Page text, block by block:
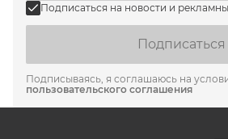
Подписаться на новости и
Подписаться
Подписываясь, я соглашаюсь на
пользовательского соглашения